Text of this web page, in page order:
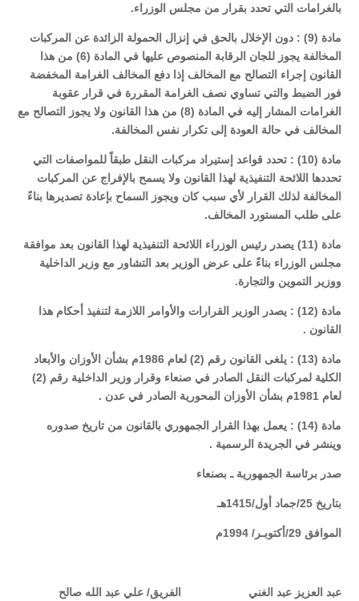
بالغرامات التي تحدد بقرار من مجلس الوزراء.
مادة (9) : دون الإخلال بالحق في إنزال الحمولة الزائدة عن المركبات
المخالفة يجوز للجان الرقابة المنصوص عليها في المادة (6) من هذا
القانون إجراء التصالح مع المخالف إذا دفع المخالف الغرامة المخفضة
فور الضبط والتي تساوي نصف الغرامة المقررة في قرار عقوبة
الغرامات المشار إليه في المادة (8) من هذا القانون ولا يجوز التصالح مع
المخالف في حالة العودة إلى تكرار نفس المخالفة.
مادة (10) : تحدد قواعد إستيراد مركبات النقل طبقاً للمواصفات التي
تحددها اللائحة التنفيذية لهذا القانون ولا يسمح بالإفراج عن المركبات
المخالفة لذلك القرار لأي سبب كان ويجوز السماح بإعادة تصديرها بناءً
على طلب المستورد المخالف.
مادة (11) يصدر رئيس الوزراء اللائحة التنفيذية لهذا القانون بعد موافقة
مجلس الوزراء بناءً على عرض الوزير بعد التشاور مع وزير الداخلية
ووزير التموين والتجارة.
مادة (12) : يصدر الوزير القرارات والأوامر اللازمة لتنفيذ أحكام هذا
القانون .
مادة (13) : يلغى القانون رقم (2) لعام 1986م بشأن الأوزان والأبعاد
الكلية لمركبات النقل الصادر في صنعاء وقرار وزير الداخلية رقم (2)
لعام 1981م بشأن الأوزان المحورية الصادر في عدن .
مادة (14) : يعمل بهذا القرار الجمهوري بالقانون من تاريخ صدوره
وينشر في الجريدة الرسمية .
صدر برئاسة الجمهورية ـ بصنعاء
بتاريخ 25/جماد أول/1415هـ
الموافق 29/أكتوبـر/ 1994م
عبد العزيز عبد الغني الفريق/ علي عبد الله صالح